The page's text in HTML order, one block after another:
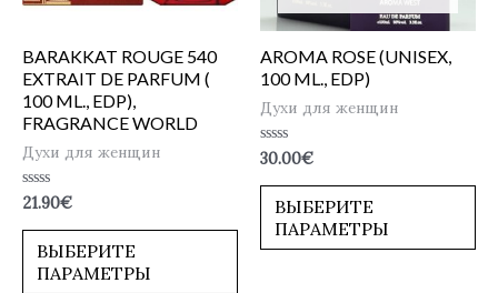
BARAKKAT ROUGE 540
EXTRAIT DE PARFUM (
100 ML., EDP),
FRAGRANCE WORLD
Духи для женщин
Оценка
0
из
21.90€
ВЫБЕРИТЕ
ПАРАМЕТРЫ
AROMA ROSE (UNISEX,
100 ML., EDP)
Духи для женщин
Оценка
0
из
30.00€
ВЫБЕРИТЕ
ПАРАМЕТРЫ